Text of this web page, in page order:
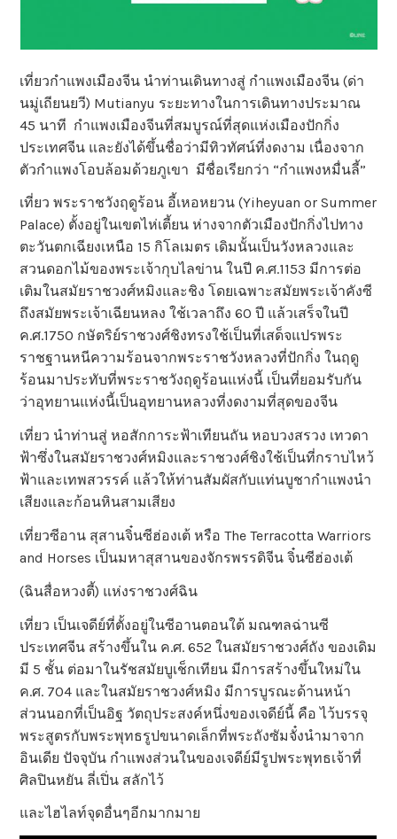
เที่ยวกำแพงเมืองจีน นำท่านเดินทางสู่ กำแพงเมืองจีน (ด่า
นมู่เถียนยวี) Mutianyu ระยะทางในการเดินทางประมาณ
45 นาที กำแพงเมืองจีนที่สมบูรณ์ที่สุดแห่งเมืองปักกิ่ง
ประเทศจีน และยังได้ขึ้นชื่อว่ามีทิวทัศน์ที่งดงาม เนื่องจาก
ตัวกำแพงโอบล้อมด้วยภูเขา มีชื่อเรียกว่า “กำแพงหมื่นลี้”
เที่ยว พระราชวังฤดูร้อน อี้เหอหยวน (Yiheyuan or Summer
Palace) ตั้งอยู่ในเขตไห่เตี้ยน ห่างจากตัวเมืองปักกิ่งไปทาง
ตะวันตกเฉียงเหนือ 15 กิโลเมตร เดิมนั้นเป็นวังหลวงและ
สวนดอกไม้ของพระเจ้ากุบไลข่าน ในปี ค.ศ.1153 มีการต่อ
เติมในสมัยราชวงศ์หมิงและชิง โดยเฉพาะสมัยพระเจ้าคังซี
ถึงสมัยพระเจ้าเฉียนหลง ใช้เวลาถึง 60 ปี แล้วเสร็จในปี
ค.ศ.1750 กษัตริย์ราชวงศ์ชิงทรงใช้เป็นที่เสด็จแปรพระ
ราชฐานหนีความร้อนจากพระราชวังหลวงที่ปักกิ่ง ในฤดู
ร้อนมาประทับที่พระราชวังฤดูร้อนแห่งนี้ เป็นที่ยอมรับกัน
ว่าอุทยานแห่งนี้เป็นอุทยานหลวงที่งดงามที่สุดของจีน
เที่ยว นำท่านสู่ หอสักการะฟ้าเทียนถัน หอบวงสรวง เทวดา
ฟ้าซึ่งในสมัยราชวงศ์หมิงและราชวงศ์ชิงใช้เป็นที่กราบไหว้
ฟ้าและเทพสวรรค์ แล้วให้ท่านสัมผัสกับแท่นบูชากำแพงนำ
เสียงและก้อนหินสามเสียง
เที่ยวซีอาน สุสานจิ๋นซีฮ่องเต้ หรือ The Terracotta Warriors
and Horses เป็นมหาสุสานของจักรพรรดิจีน จิ๋นซีฮ่องเต้
(ฉินสื่อหวงตี้) แห่งราชวงศ์ฉิน
เที่ยว เป็นเจดีย์ที่ตั้งอยู่ในซีอานตอนใต้ มณฑลฉ่านซี
ประเทศจีน สร้างขึ้นใน ค.ศ. 652 ในสมัยราชวงศ์ถัง ของเดิม
มี 5 ชั้น ต่อมาในรัชสมัยบูเช็กเทียน มีการสร้างขึ้นใหม่ใน
ค.ศ. 704 และในสมัยราชวงศ์หมิง มีการบูรณะด้านหน้า
ส่วนนอกที่เป็นอิฐ วัตถุประสงค์หนึ่งของเจดีย์นี้ คือ ไว้บรรจุ
พระสูตรกับพระพุทธรูปขนาดเล็กที่พระถังซัมจั๋งนำมาจาก
อินเดีย ปัจจุบัน กำแพงส่วนในของเจดีย์มีรูปพระพุทธเจ้าที่
ศิลปินหยัน ลี่เปิ่น สลักไว้
และไฮไลท์จุดอื่นๆอีกมากมาย